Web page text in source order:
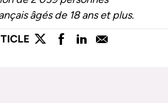
âgés de 18 ans et plus.
Partager l'article sur twitter
lien externe
Partager l'article sur facebook
lien externe
Partager l'article sur
lien externe
Partager l'article
lien externe